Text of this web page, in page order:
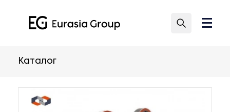
Каталог